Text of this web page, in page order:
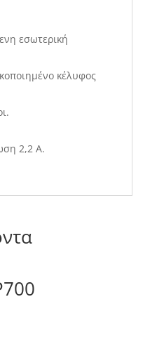
εσωτερική
κέλυφος
2,2 Α.